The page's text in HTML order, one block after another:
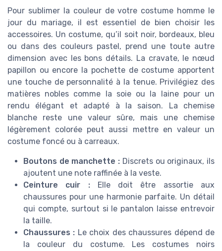
Pour sublimer la couleur de votre costume homme le
jour du mariage, il est essentiel de bien choisir les
accessoires. Un costume, qu’il soit noir, bordeaux, bleu
ou dans des couleurs pastel, prend une toute autre
dimension avec les bons détails. La cravate, le nœud
papillon ou encore la pochette de costume apportent
une touche de personnalité à la tenue. Privilégiez des
matières nobles comme la soie ou la laine pour un
rendu élégant et adapté à la saison. La chemise
blanche reste une valeur sûre, mais une chemise
légèrement colorée peut aussi mettre en valeur un
costume foncé ou à carreaux.
Boutons de manchette : Discrets ou originaux, ils
ajoutent une note raffinée à la veste.
Ceinture cuir :Elle doit être assortie aux
chaussures pour une harmonie parfaite. Un détail
qui compte, surtout si le pantalon laisse entrevoir
la taille.
Chaussures : Le choix des chaussures dépend de
la couleur du costume. Les costumes noirs